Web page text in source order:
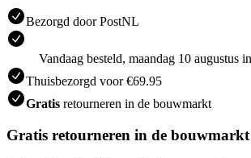
Bezorgd door PostNL
Vandaag besteld, maandag 10 augustus
Thuisbezorgd voor €69.95
Gratis retourneren in de bouwmarkt
Gratis retourneren in de bouwmarkt